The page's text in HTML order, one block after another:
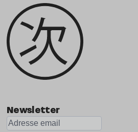
Newsletter